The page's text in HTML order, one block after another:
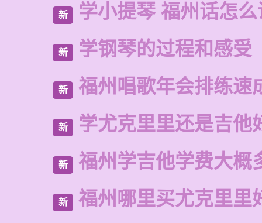
新 学小提琴 福州话怎
新 学钢琴的过程和感受
新 福州唱歌年会排练速
新 学尤克里里还是吉他
新 福州学吉他学费大概
新 福州哪里买尤克里里